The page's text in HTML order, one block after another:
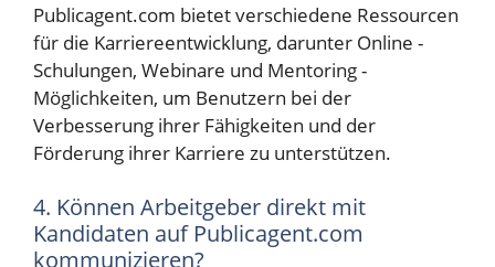
Publicagent.com bietet verschiedene Ressourcen
für die Karriereentwicklung, darunter Online -
Schulungen, Webinare und Mentoring -
Möglichkeiten, um Benutzern bei der
Verbesserung ihrer Fähigkeiten und der
Förderung ihrer Karriere zu unterstützen.
4. Können Arbeitgeber direkt mit
Kandidaten auf Publicagent.com
kommunizieren?